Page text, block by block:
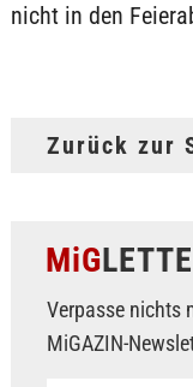
nicht in den
Zurück zur
MiG
Verpasse nichts
MiGAZIN-